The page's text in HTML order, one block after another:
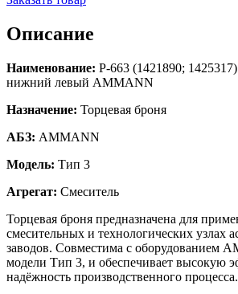
Описание
Наименование: Р-663 (1421890;
нижний левый AMMANN
Назначение: Торцевая броня
АБЗ: AMMANN
Модель: Тип 3
Агрегат: Смеситель
Торцевая броня предназначена для
смесительных и технологических узлах
заводов. Совместима с оборудованием
модели Тип 3, и обеспечивает высокую
надёжность производственного процесса.